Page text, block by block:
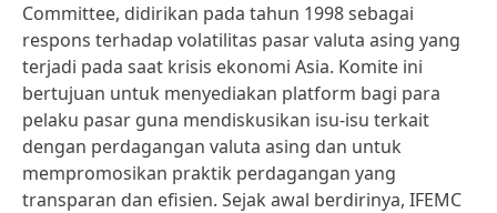
Committee, didirikan pada tahun 1998 sebagai
respons terhadap volatilitas pasar valuta asing yang
terjadi pada saat krisis ekonomi Asia. Komite ini
bertujuan untuk menyediakan platform bagi para
pelaku pasar guna mendiskusikan isu-isu terkait
dengan perdagangan valuta asing dan untuk
mempromosikan praktik perdagangan yang
transparan dan efisien. Sejak awal berdirinya, IFEMC